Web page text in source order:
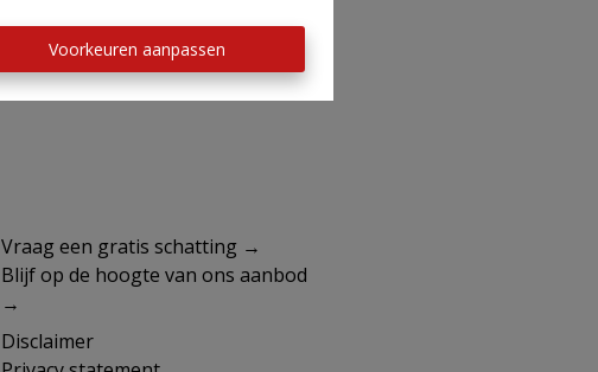
Voorkeuren aanpassen
​​​​​​Vraag een gratis schatting →
Blijf op de hoogte van ons aanbod
→
Disclaimer